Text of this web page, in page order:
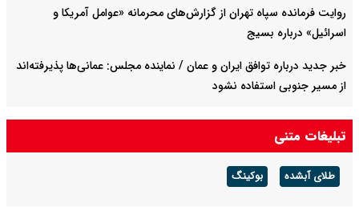
روایت فرمانده سپاه تهران از گزارش‌های محرمانه «عوامل آمریکا و
اسرائیل» درباره بسیج
خبر جدید درباره توافق ایران و عمان / نماینده مجلس: عمانی‌ها پذیرفته‌اند
از مسیر جنوبی استفاده نشود
سخنگوی سپاه: تنگه هرمز را تا زمانی که دشمن همه شرایط ما را بپذیرد
حفظ می‌کنیم + ویدئو
تبلیغات متنی
طلای آبشده بوکینگ